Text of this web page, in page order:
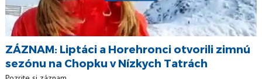
ZÁZNAM: Liptáci a Horehronci otvorili zimnú
sezónu na Chopku v Nízkych Tatrách